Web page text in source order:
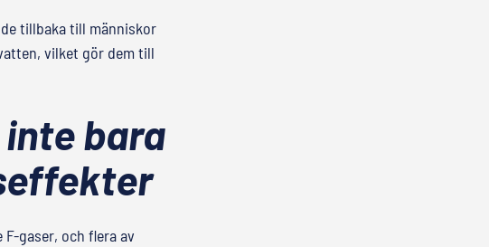
tillbaka till människor
vilket gör dem till
bara
gaser, och flera av